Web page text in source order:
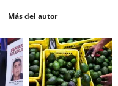
Más del autor